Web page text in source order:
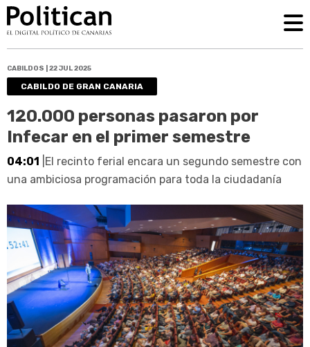
CABILDOS | 22 JUL 2025
CABILDO DE GRAN CANARIA
120.000 personas pasaron por
Infecar en el primer semestre
04:01 |El recinto ferial encara un segundo semestre con
una ambiciosa programación para toda la ciudadanía